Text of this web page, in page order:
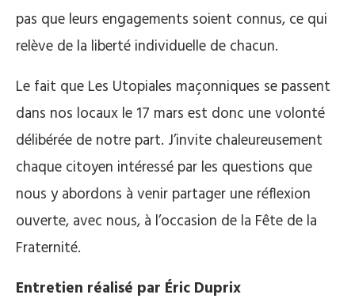
pas que leurs engagements soient connus, ce qui
relève de la liberté individuelle de chacun.
Le fait que Les Utopiales maçonniques se passent
dans nos locaux le 17 mars est donc une volonté
délibérée de notre part. J’invite chaleureusement
chaque citoyen intéressé par les questions que
nous y abordons à venir partager une réflexion
ouverte, avec nous, à l’occasion de la Fête de la
Fraternité.
Entretien réalisé par Éric Duprix